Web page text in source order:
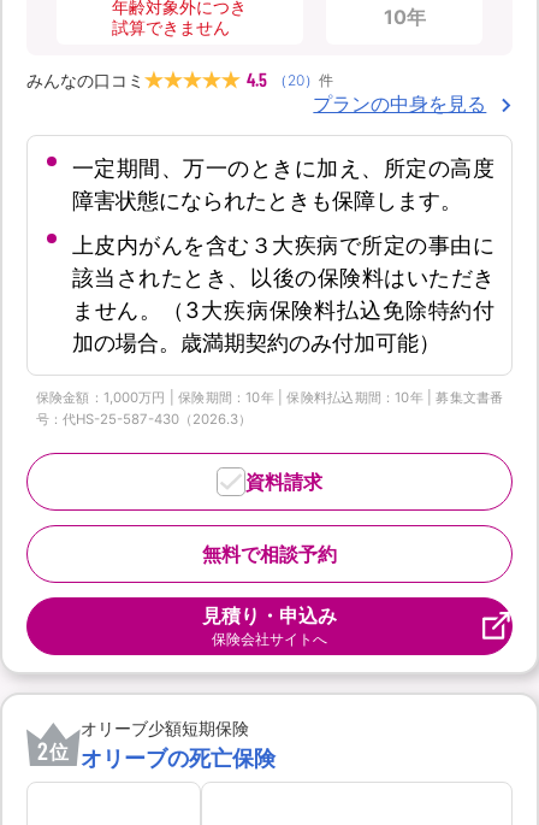
年齢対象外につき
試算できません
10年
みんなの口コミ 4.5 （ 20） 件
プランの中身を見る
一定期間、万一のときに加え、所定の高度
障害状態になられたときも保障します。
上皮内がんを含む３大疾病で所定の事由に
該当されたとき、以後の保険料はいただき
ません。（3大疾病保険料払込免除特約付
加の場合。歳満期契約のみ付加可能）
保険金額：1,000万円 | 保険期間：10年 | 保険料払込期間：10年 | 募集文書番
号：代HS-25-587-430（2026.3）
無料で相談予約
資料請求
見積り・申込み
保険会社サイトへ
2位
オリーブ少額短期保険
オリーブの死亡保険